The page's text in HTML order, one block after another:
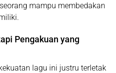
mampu membedakan
Pengakuan yang
lagu ini justru terletak